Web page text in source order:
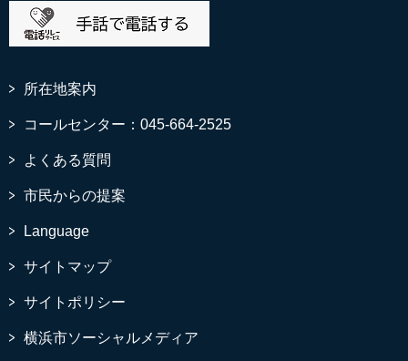
所在地案内
コールセンター：045-664-2525
よくある質問
市民からの提案
Language
サイトマップ
サイトポリシー
横浜市ソーシャルメディア